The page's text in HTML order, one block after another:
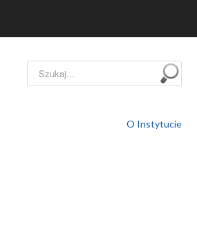
Szukaj...
O Instytucie